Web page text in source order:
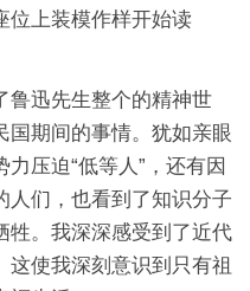
位上装模作样开始读
鲁迅先生整个的精神世
国期间的事情。犹如亲眼
压迫“低等人”，还有因
人们，也看到了知识分子
牲。我深深感受到了近代
这使我深刻意识到只有祖